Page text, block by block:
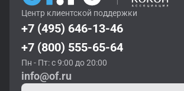
Центр клиентской поддержки
+7 (495) 646-13-46
+7 (800) 555-65-64
Пн - Пт: с 9:00 до 20:00
info@of.ru